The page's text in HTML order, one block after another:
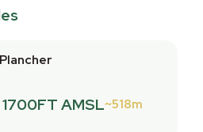
Plancher
1700FT AMSL 518m